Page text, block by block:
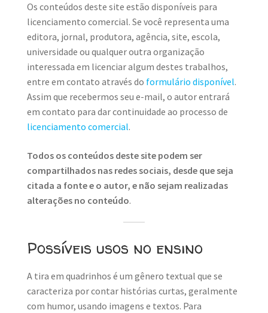
Os conteúdos deste site estão disponíveis para
licenciamento comercial. Se você representa uma
editora, jornal, produtora, agência, site, escola,
universidade ou qualquer outra organização
interessada em licenciar algum destes trabalhos,
entre em contato através do formulário disponível.
Assim que recebermos seu e-mail, o autor entrará
em contato para dar continuidade ao processo de
licenciamento comercial.
Todos os conteúdos deste site podem ser
compartilhados nas redes sociais, desde que seja
citada a fonte e o autor, e não sejam realizadas
alterações no conteúdo.
Possíveis usos no ensino
A tira em quadrinhos é um gênero textual que se
caracteriza por contar histórias curtas, geralmente
com humor, usando imagens e textos. Para